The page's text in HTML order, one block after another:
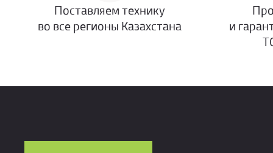
Поставляем технику
во все регионы Казахстана
и